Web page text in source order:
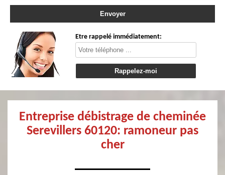
Etre rappelé immédiatement:
Entreprise débistrage de cheminée
Serevillers 60120: ramoneur pas
cher